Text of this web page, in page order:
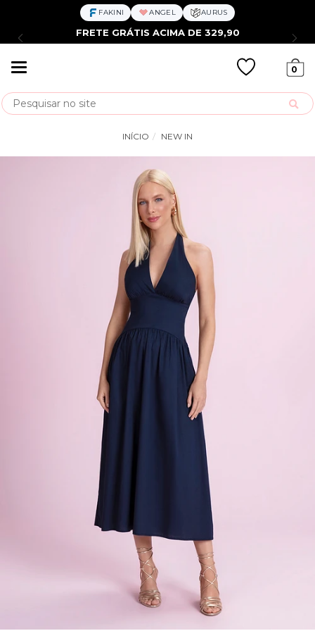
FAKINI ANGEL AURUS
FRETE GRÁTIS ACIMA DE 329,90
0
Busca
INÍCIO NEW IN